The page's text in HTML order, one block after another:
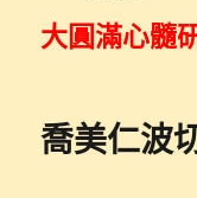
大圓滿心髓
喬美仁波